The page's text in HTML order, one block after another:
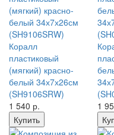
Коралл
пластиковый
(мягкий) красно-
белый 34х7х26см
(SH9106SRW)
1 540 р.
Купить
1